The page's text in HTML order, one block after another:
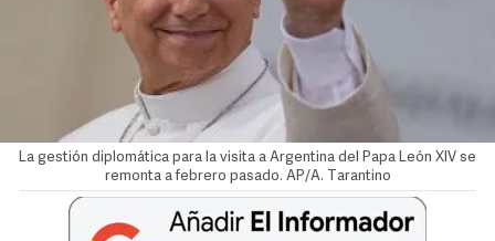
La gestión diplomática para la visita a Argentina del Papa León XIV se
remonta a febrero pasado. AP/A. Tarantino